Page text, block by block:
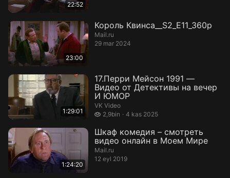
22:52
23:00
Король Квинса__S2_E11_360p
Mail.ru
29 mar 2024
1:29:01
17.Перри Мейсон 1991 —
Видео от Детективы на вечер
И ЮМОР
VK Video
2,9bin
2,9 bin izleme4 kas 2025
1:24:20
Шкаф комедия – смотреть
видео онлайн в Моем Мире
Mail.ru
12 eyl 2019